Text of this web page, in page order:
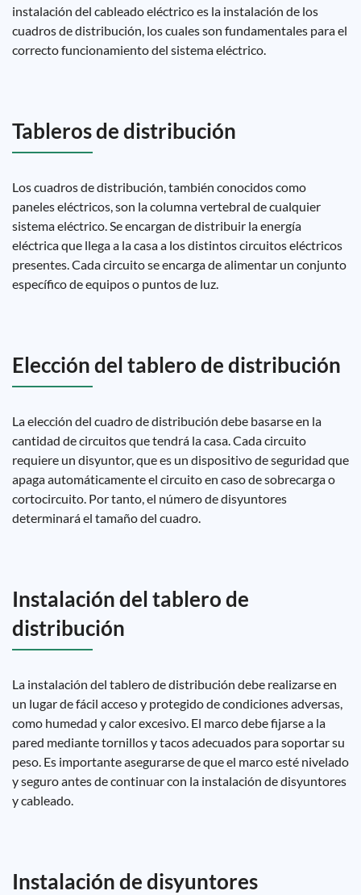
instalación del cableado eléctrico es la instalación de los
cuadros de distribución, los cuales son fundamentales para el
correcto funcionamiento del sistema eléctrico.
Tableros de distribución
Los cuadros de distribución, también conocidos como
paneles eléctricos, son la columna vertebral de cualquier
sistema eléctrico. Se encargan de distribuir la energía
eléctrica que llega a la casa a los distintos circuitos eléctricos
presentes. Cada circuito se encarga de alimentar un conjunto
específico de equipos o puntos de luz.
Elección del tablero de distribución
La elección del cuadro de distribución debe basarse en la
cantidad de circuitos que tendrá la casa. Cada circuito
requiere un disyuntor, que es un dispositivo de seguridad que
apaga automáticamente el circuito en caso de sobrecarga o
cortocircuito. Por tanto, el número de disyuntores
determinará el tamaño del cuadro.
Instalación del tablero de
distribución
La instalación del tablero de distribución debe realizarse en
un lugar de fácil acceso y protegido de condiciones adversas,
como humedad y calor excesivo. El marco debe fijarse a la
pared mediante tornillos y tacos adecuados para soportar su
peso. Es importante asegurarse de que el marco esté nivelado
y seguro antes de continuar con la instalación de disyuntores
y cableado.
Instalación de disyuntores